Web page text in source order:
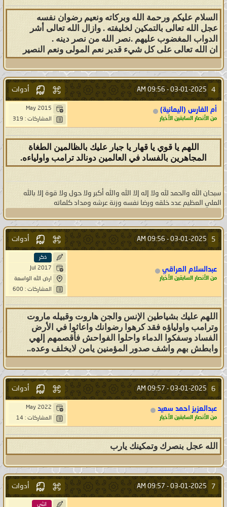
السلام عليكم ورحمة الله وبركاته ونعيم رضوان نفسه
عجل الله تعالى بالتمكين لخليفته . وازال الله تعالى أشر
الدواب المغضوب عليهم .نصر الله من نصر دينه .
ان الله تعالى على كل شيء قدير نعم المولى ونعم النصير
4
03-01-2025 -
09:56 AM أدوات
أم الفارس (اليمانية)
من الأنصار السابقين الأخيار
May 2015
المشاركات : 319
اللهم يا قوي يا قهار يا جبار عليك بالظالمين الطغاة
المجاهرين بالفساد في العالمين دونالد ترامب واولياءه.
سبحان الله والحمد لله ولا إله إلا الله والله أكبر ولا حول ولا قوة إلا بالله
العلي العظيم عدد خلقه ورضا نفسه وزنة عرشه ومداد كلماته
5
03-01-2025 -
09:56 AM أدوات
عبدالسلام العراقي
من الأنصار السابقين الأخيار
ذكر
Jul 2017
ارض الله الواسعة
المشاركات : 600
اللهم عليك بشياطين الإنس والجن هاروت وقبيله ماروت
وترامب واولياؤه فقد كرهوا رضوانك واعاثوا في الأرض
الفساد وسفكوا الدماء واحلوا الفواحش فأقصمهم إلهي
وابطش بهم واشف صدور المؤمنين يامن لايخلف وعده..
6
03-01-2025 -
09:57 AM أدوات
عبدالعزيز احمد سعيد
من الأنصار السابقين الأخيار
May 2022
المشاركات : 14
الله عجل بنصرك وتمكينك يارب
7
03-01-2025 -
09:57 AM أدوات
انثى